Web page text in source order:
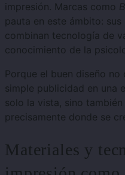
impresión. Marcas como
pauta en este ámbito:
combinan tecnología de
conocimiento de la
Porque el buen diseño
simple publicidad en una
solo la vista, sino
precisamente donde se
Materiales y